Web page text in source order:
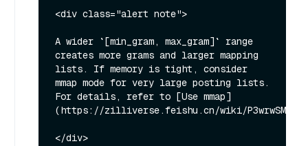
<div class="alert note">
A wider `[min_gram, max_gram]` range
creates more grams and larger mapping
lists. If memory is tight, consider
mmap mode for very large posting lists.
For details, refer to [Use mmap]
(https://zilliverse.feishu.cn/wiki/